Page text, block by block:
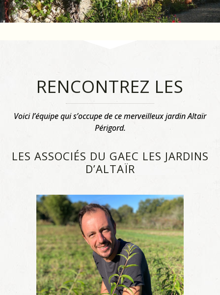
RENCONTREZ LES
Voici l’équipe qui s’occupe de ce merveilleux jardin Altaïr
Périgord.
LES ASSOCIÉS DU GAEC LES JARDINS
D’ALTAÏR